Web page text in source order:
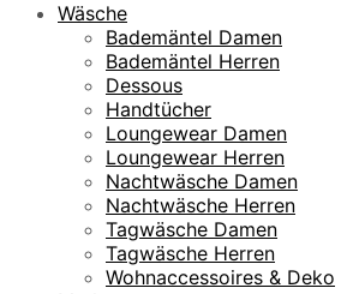
Wäsche
Bademäntel Damen
Bademäntel Herren
Dessous
Handtücher
Loungewear Damen
Loungewear Herren
Nachtwäsche Damen
Nachtwäsche Herren
Tagwäsche Damen
Tagwäsche Herren
Wohnaccessoires & Deko